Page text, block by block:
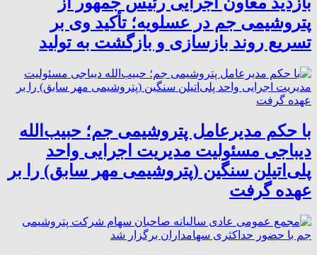
پتروشیمی جم در عسلویه؛ تأکید وی بر
تسریع روند بازسازی و بازگشت به تولید
با حکم مدیرعامل پتروشیمی جم؛ حبیب‌الله
دیباجی مسئولیت مدیریت اجرایی واحد
پلی‌اتیلن سنگین (پتروشیمی مهر سابق) را بر
عهده گرفت